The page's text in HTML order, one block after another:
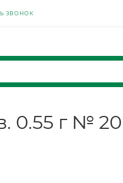
ЗВОНОК
0.55 г №